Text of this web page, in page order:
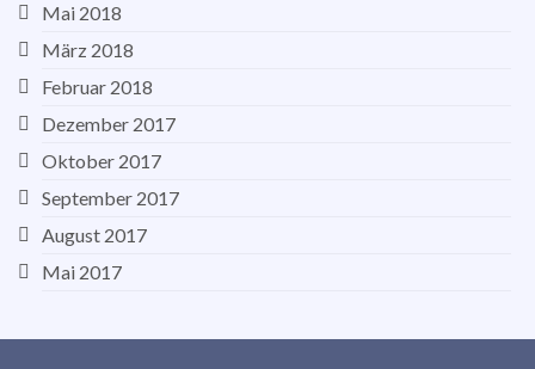
Mai 2018
März 2018
Februar 2018
Dezember 2017
Oktober 2017
September 2017
August 2017
Mai 2017